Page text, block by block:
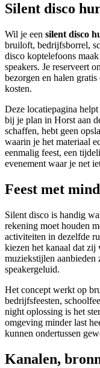
Silent disco
Wil je een silent disco
bruiloft, bedrijfsborrel,
disco koptelefoons
speakers. Je reserveert
bezorgen en halen
kosten.
Deze locatiepagina
bij je plan in Horst aan
schaffen, hebt geen
waarin je het materiaal
eenmalig feest, een
evenement waar je net
Feest met
Silent disco is handig
rekening moet houden
activiteiten in dezelfde
kiezen het kanaal dat
muziekstijlen aanbieden
speakergeluid.
Het concept werkt op
bedrijfsfeesten,
night oplossing is het
omgeving minder last
kunnen ondertussen
Kanalen,